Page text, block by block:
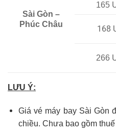
Sài Gòn –
Phúc Châu
165
168
266
LƯU Ý:
Giá vé máy bay Sài Gòn
chiều. Chưa bao gồm thuế